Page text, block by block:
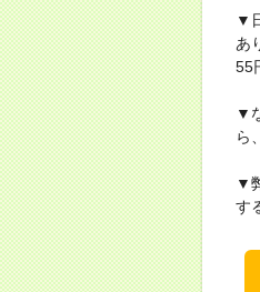
▼
あ
55
▼
ら
▼
す